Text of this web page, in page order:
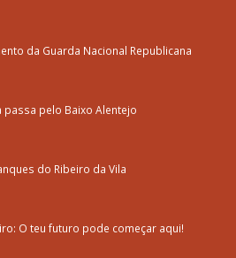
da Guarda Nacional Republicana
passa pelo Baixo Alentejo
do Ribeiro da Vila
O teu futuro pode começar aqui!